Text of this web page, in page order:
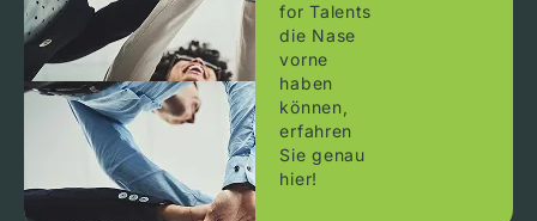
for Talents
die Nase
vorne
haben
können,
erfahren
Sie genau
hier!